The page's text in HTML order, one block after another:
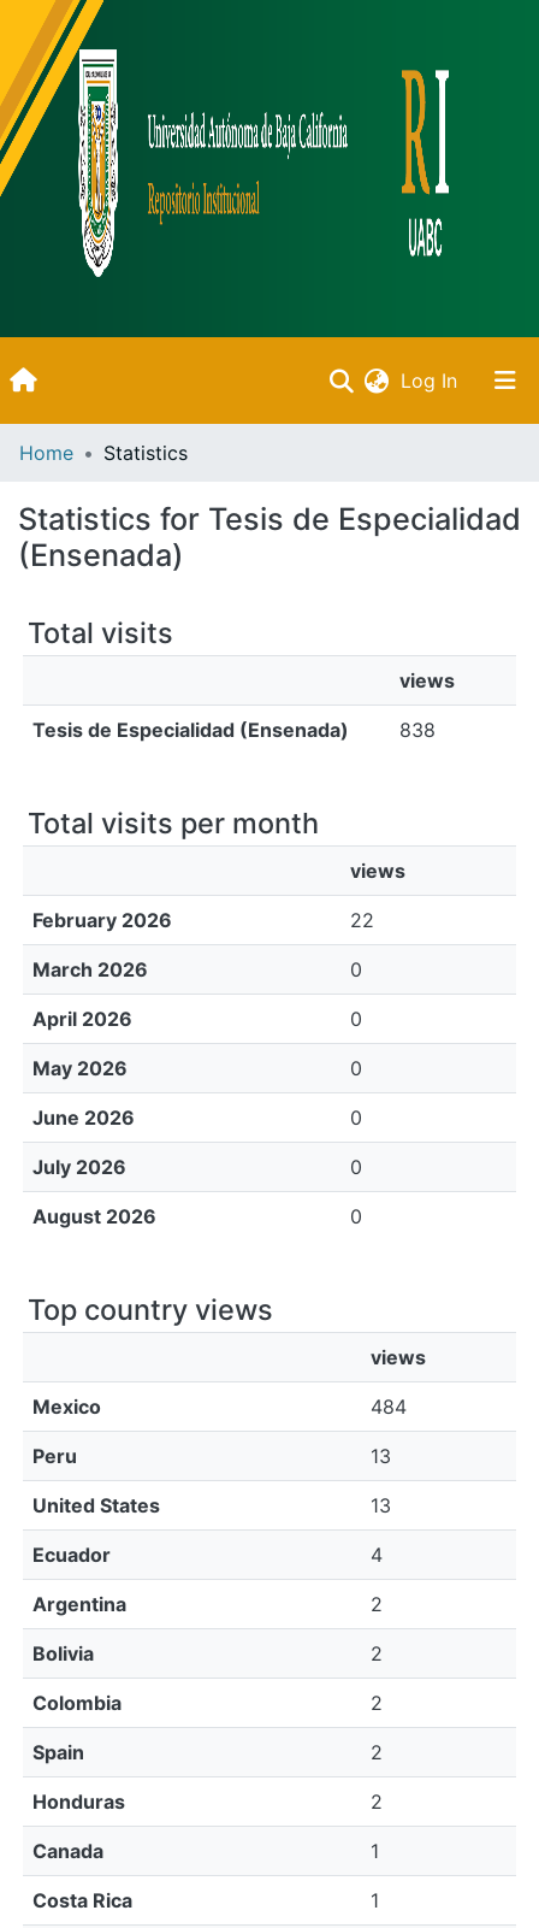
Log In(current)
Home Statistics
Statistics for Tesis de Especialidad
(Ensenada)
Total visits
views
Tesis de Especialidad (Ensenada) 838
Total visits per month
views
February 2026 22
March 2026 0
April 2026 0
May 2026 0
June 2026 0
July 2026 0
August 2026 0
Top country views
views
Mexico 484
Peru 13
United States 13
Ecuador 4
Argentina 2
Bolivia 2
Colombia 2
Spain 2
Honduras 2
Canada 1
Costa Rica 1